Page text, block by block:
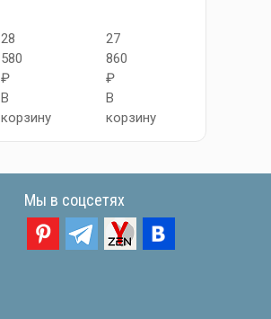
28
580
₽
В
корзину
27
860
₽
В
корзину
Мы в соцсетях